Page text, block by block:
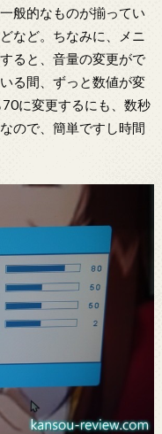
般的なものが揃ってい
など。ちなみに、メニ
ると、音量の変更がで
る間、ずっと数値が変
に変更するにも、数秒
ので、簡単ですし時間